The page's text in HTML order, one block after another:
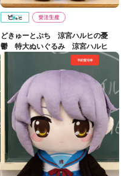
どきゅーとぷち 涼宮ハルヒの憂
鬱 特大ぬいぐるみ 涼宮ハルヒ